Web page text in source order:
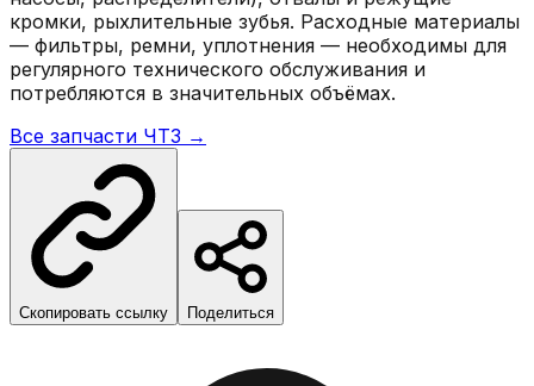
кромки, рыхлительные зубья. Расходные материалы
— фильтры, ремни, уплотнения — необходимы для
регулярного технического обслуживания и
потребляются в значительных объёмах.
Все запчасти ЧТЗ →
Скопировать ссылку Поделиться